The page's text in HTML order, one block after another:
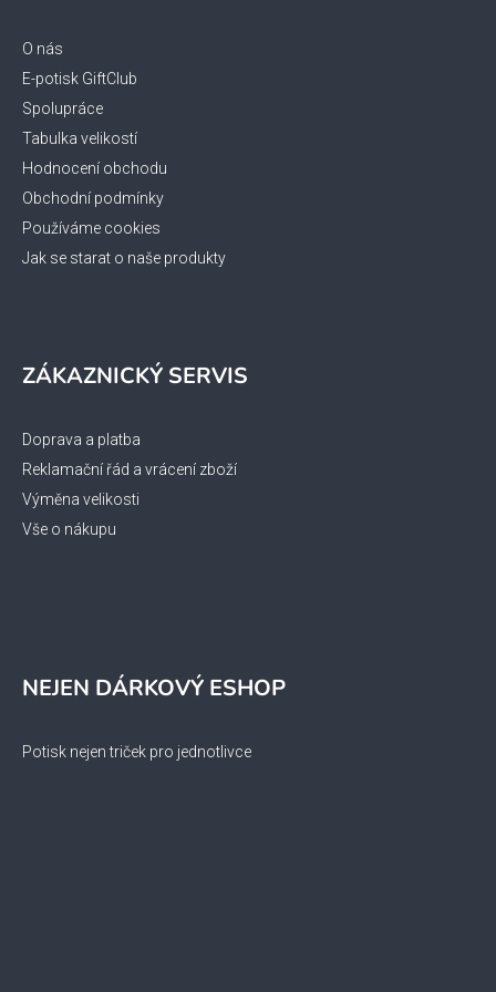
O nás
E-potisk GiftClub
Spolupráce
Tabulka velikostí
Hodnocení obchodu
Obchodní podmínky
Používáme cookies
Jak se starat o naše produkty
ZÁKAZNICKÝ SERVIS
Doprava a platba
Reklamační řád a vrácení zboží
Výměna velikosti
Vše o nákupu
NEJEN DÁRKOVÝ ESHOP
Potisk nejen triček pro jednotlivce